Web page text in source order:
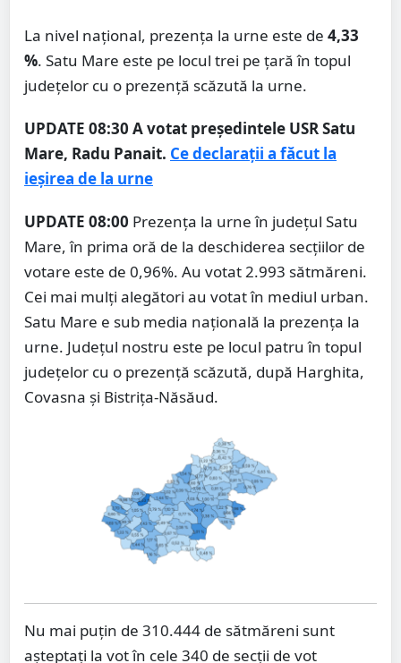
La nivel național, prezența la urne este de 4,33
%. Satu Mare este pe locul trei pe țară în topul
județelor cu o prezență scăzută la urne.
UPDATE 08:30 A votat președintele USR Satu
Mare, Radu Panait. Ce declarații a făcut la
ieșirea de la urne
UPDATE 08:00 Prezența la urne în județul Satu
Mare, în prima oră de la deschiderea secțiilor de
votare este de 0,96%. Au votat 2.993 sătmăreni.
Cei mai mulți alegători au votat în mediul urban.
Satu Mare e sub media națională la prezența la
urne. Județul nostru este pe locul patru în topul
județelor cu o prezență scăzută, după Harghita,
Covasna și Bistrița-Năsăud.
Nu mai puțin de 310.444 de sătmăreni sunt
așteptați la vot în cele 340 de secții de vot